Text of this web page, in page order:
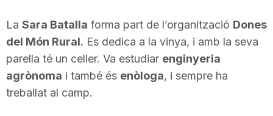
a
La Sara Batalla forma part de l’organització Dones
del Món Rural. Es dedica a la vinya, i amb la seva
parella té un celler. Va estudiar enginyeria
agrònoma i també és enòloga, i sempre ha
treballat al camp.